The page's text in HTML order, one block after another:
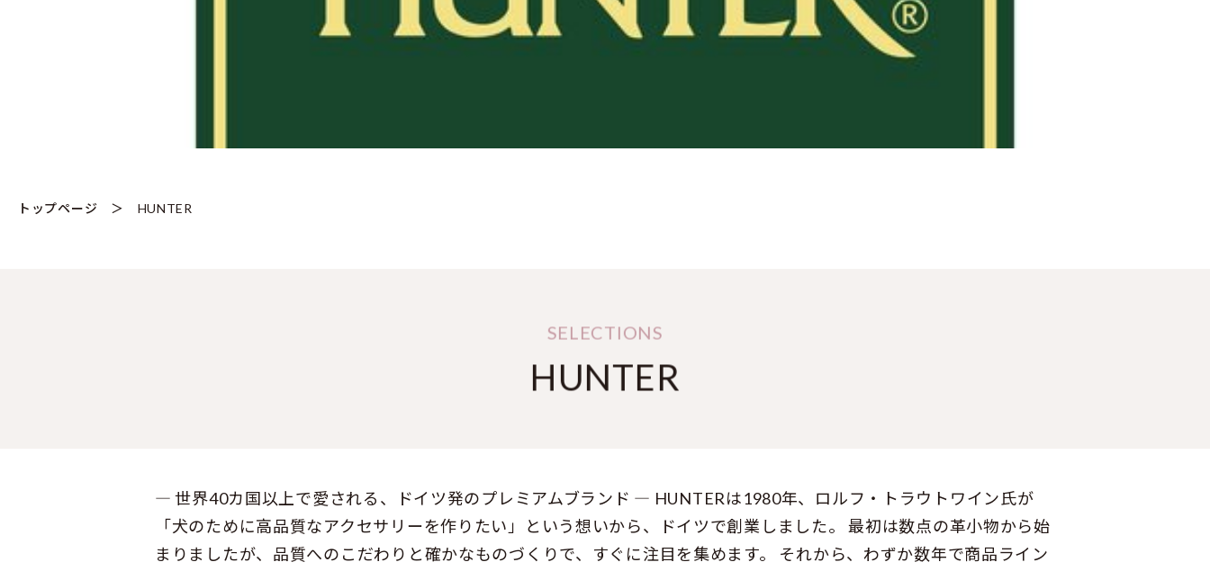
トップページ HUNTER
HUNTER
― 世界40カ国以上で愛される、ドイツ発のプレミアムブランド ― HUNTERは1980年、ロルフ・トラウトワイン氏が
「犬のために高品質なアクセサリーを作りたい」という想いから、ドイツで創業しました。 最初は数点の革小物から始
まりましたが、品質へのこだわりと確かなものづくりで、すぐに注目を集めます。 それから、わずか数年で商品ライン